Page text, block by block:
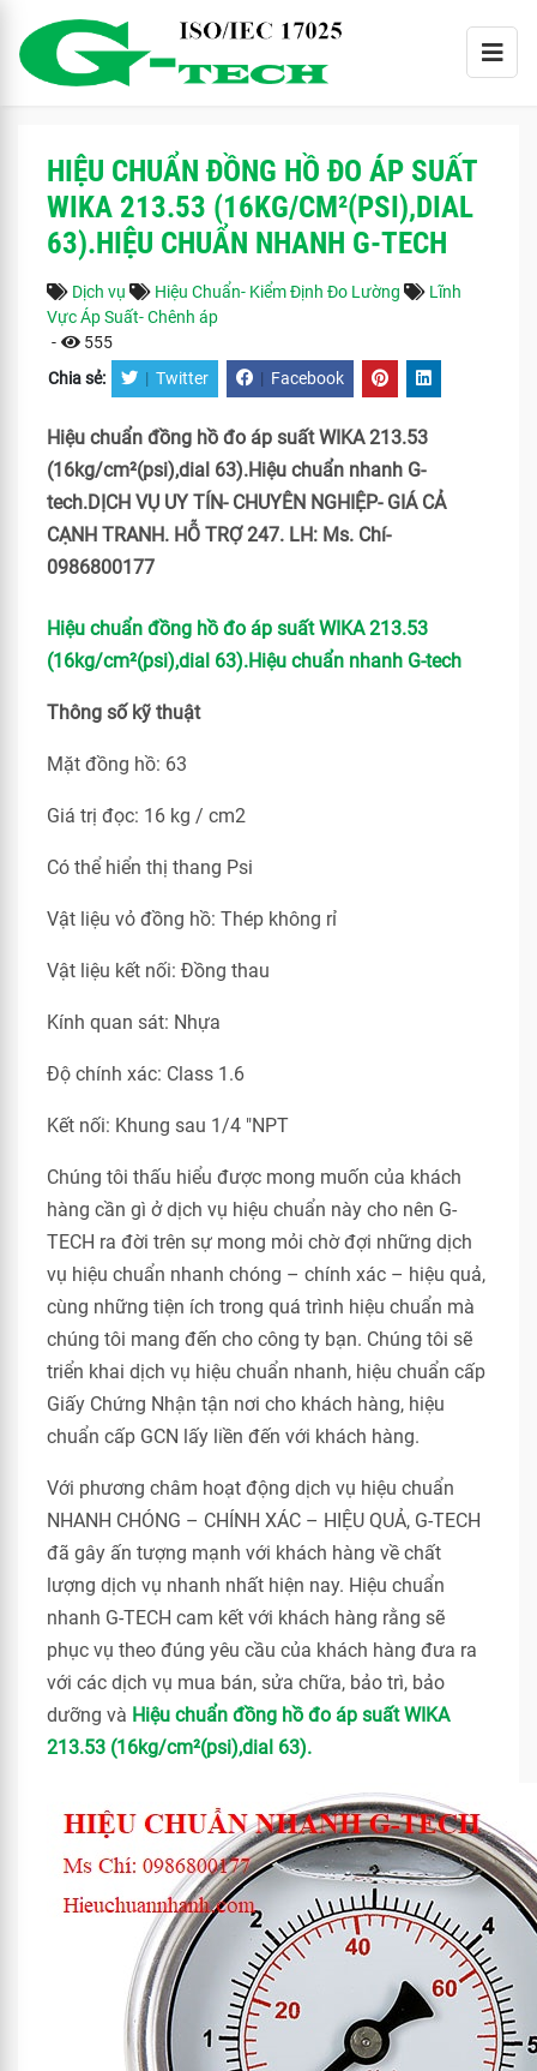
HIỆU CHUẨN ĐỒNG HỒ ĐO ÁP SUẤT
WIKA 213.53 (16KG/CM²(PSI),DIAL
63).HIỆU CHUẨN NHANH G-TECH
Dịch vụ Hiệu Chuẩn- Kiểm Định Đo Lường
Lĩnh
Vực Áp Suất- Chênh áp
-
555
Chia sẻ: | Twitter | Facebook
Hiệu chuẩn đồng hồ đo áp suất WIKA 213.53
(16kg/cm²(psi),dial 63).Hiệu chuẩn nhanh G-
tech.DỊCH VỤ UY TÍN- CHUYÊN NGHIỆP- GIÁ CẢ
CẠNH TRANH. HỖ TRỢ 247. LH: Ms. Chí-
0986800177
Hiệu chuẩn đồng hồ đo áp suất WIKA 213.53
(16kg/cm²(psi),dial 63).Hiệu chuẩn nhanh G-tech
Thông số kỹ thuật
Mặt đồng hồ: 63
Giá trị đọc: 16 kg / cm2
Có thể hiển thị thang Psi
Vật liệu vỏ đồng hồ: Thép không rỉ
Vật liệu kết nối: Đồng thau
Kính quan sát: Nhựa
Độ chính xác: Class 1.6
Kết nối: Khung sau 1/4 "NPT
Chúng tôi thấu hiểu được mong muốn của khách
hàng cần gì ở dịch vụ hiệu chuẩn này cho nên G-
TECH ra đời trên sự mong mỏi chờ đợi những dịch
vụ hiệu chuẩn nhanh chóng – chính xác – hiệu quả,
cùng những tiện ích trong quá trình hiệu chuẩn mà
chúng tôi mang đến cho công ty bạn. Chúng tôi sẽ
triển khai dịch vụ hiệu chuẩn nhanh, hiệu chuẩn cấp
Giấy Chứng Nhận tận nơi cho khách hàng, hiệu
chuẩn cấp GCN lấy liền đến với khách hàng.
Với phương châm hoạt động dịch vụ hiệu chuẩn
NHANH CHÓNG – CHÍNH XÁC – HIỆU QUẢ, G-TECH
đã gây ấn tượng mạnh với khách hàng về chất
lượng dịch vụ nhanh nhất hiện nay. Hiệu chuẩn
nhanh G-TECH cam kết với khách hàng rằng sẽ
phục vụ theo đúng yêu cầu của khách hàng đưa ra
với các dịch vụ mua bán, sửa chữa, bảo trì, bảo
dưỡng và Hiệu chuẩn đồng hồ đo áp suất WIKA
213.53 (16kg/cm²(psi),dial 63).